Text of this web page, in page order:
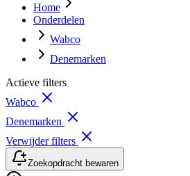
Home
Onderdelen
Wabco
Denemarken
Actieve filters
Wabco
Denemarken
Verwijder filters
Zoekopdracht bewaren